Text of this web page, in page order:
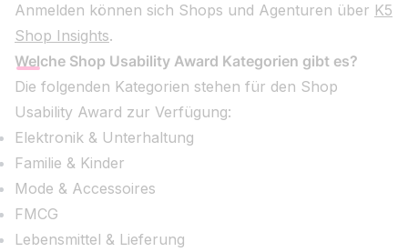
Anmelden können sich Shops und Agenturen über K5
Shop Insights.
Welche Shop Usability Award Kategorien gibt es?
Die folgenden Kategorien stehen für den Shop
Usability Award zur Verfügung:
Elektronik & Unterhaltung
Familie & Kinder
Mode & Accessoires
FMCG
Lebensmittel & Lieferung